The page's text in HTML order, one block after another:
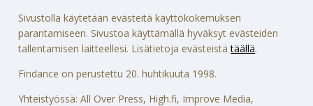
Sivustolla käytetään evästeitä käyttökokemuksen
parantamiseen. Sivustoa käyttämällä hyväksyt evästeiden
tallentamisen laitteellesi. Lisätietoja evästeistätäällä.
Findance on perustettu 20. huhtikuuta 1998.
Yhteistyössä: All Over Press, High.fi, Improve Media,